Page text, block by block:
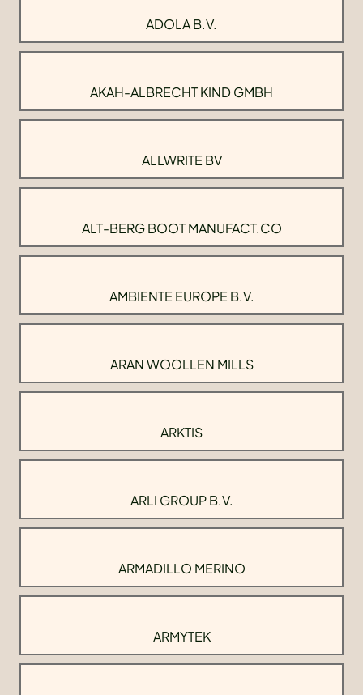
ADOLA B.V.
AKAH-ALBRECHT KIND GMBH
ALLWRITE BV
ALT-BERG BOOT MANUFACT.CO
AMBIENTE EUROPE B.V.
ARAN WOOLLEN MILLS
ARKTIS
ARLI GROUP B.V.
ARMADILLO MERINO
ARMYTEK